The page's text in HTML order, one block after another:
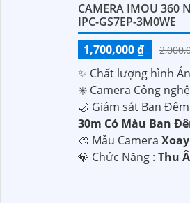
CAMERA IMOU 360
IPC-GS7EP-3M0WE
1,700,000 ₫
✨ Chất lượng hình
✳️ Camera Công
🌙 Giám sát Ban
30m Có Màu Ban
🎨 Mẫu Camera
️💎 Chức Năng : Thu